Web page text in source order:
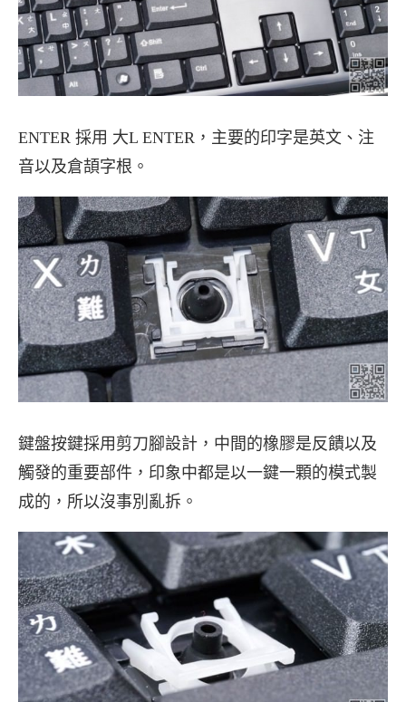
ENTER 採用 大L ENTER，主要的印字是英文、注
音以及倉頡字根。
鍵盤按鍵採用剪刀腳設計，中間的橡膠是反饋以及
觸發的重要部件，印象中都是以一鍵一顆的模式製
成的，所以沒事別亂拆。